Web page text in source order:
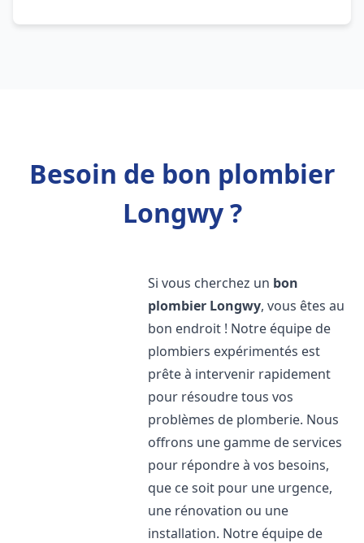
Besoin de bon plombier
Longwy ?
Si vous cherchez un bon
plombier Longwy, vous êtes au
bon endroit ! Notre équipe de
plombiers expérimentés est
prête à intervenir rapidement
pour résoudre tous vos
problèmes de plomberie. Nous
offrons une gamme de services
pour répondre à vos besoins,
que ce soit pour une urgence,
une rénovation ou une
installation. Notre équipe de